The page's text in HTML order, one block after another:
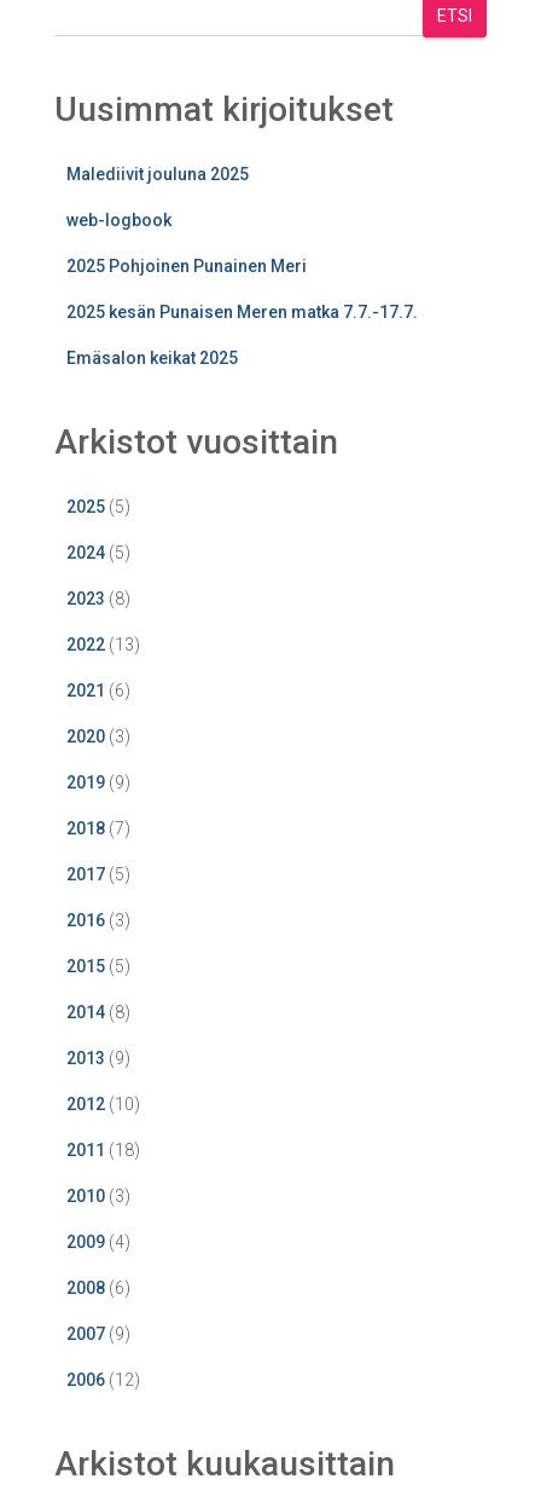
ETSI
Uusimmat kirjoitukset
Malediivit jouluna 2025
web-logbook
2025 Pohjoinen Punainen Meri
2025 kesän Punaisen Meren matka 7.7.-17.7.
Emäsalon keikat 2025
Arkistot vuosittain
2025 (5)
2024 (5)
2023 (8)
2022 (13)
2021 (6)
2020 (3)
2019 (9)
2018 (7)
2017 (5)
2016 (3)
2015 (5)
2014 (8)
2013 (9)
2012 (10)
2011 (18)
2010 (3)
2009 (4)
2008 (6)
2007 (9)
2006 (12)
Arkistot kuukausittain